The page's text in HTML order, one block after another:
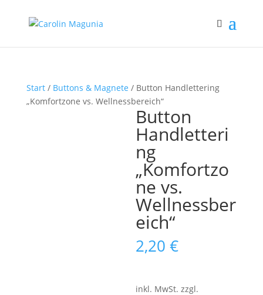
Start/ Buttons & Magnete / Button Handlettering
„Komfortzone vs. Wellnessbereich“
Button
Handletteri
ng
„Komfortzo
ne vs.
Wellnessber
eich“
2,20€
inkl. MwSt. zzgl.